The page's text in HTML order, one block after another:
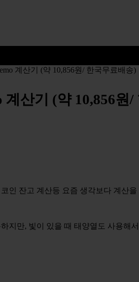
계산기 (약 10,856원/ 한국무료배송)
산기 (약 10,856원
인 잔고 계산등 요즘 생각보다 계산
지만, 빛이 있을 때 태양열도 사용해